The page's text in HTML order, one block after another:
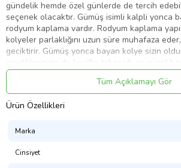
gündelik hemde özel günlerde de tercih
seçenek olacaktır. Gümüş isimli kalpli yonca
rodyum kaplama vardır. Rodyum kaplama
kolyeler parlaklığını uzun süre muhafaza
geciktirir. Gümüş yonca bayan kolye sizin
sevdiklerinizin de keyifle takacağı en güzel
olacaktır. Tüm gümüş bayan kolyelerde
kalpli yonca bayan kolye de el emeği ile
değerli taşlar nedeniyle belirtilen ürün
olabilmektedir.
Zincir Uzunluğu : 45 cm
Tüm Açıklamayı Gör
Ürün Özellikleri
Marka
Cinsiyet